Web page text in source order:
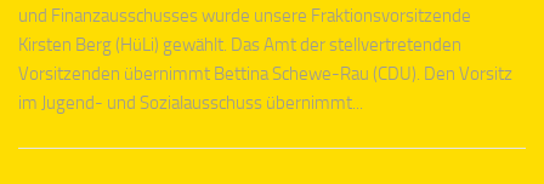
und Finanzausschusses wurde unsere Fraktionsvorsitzende
Kirsten Berg (HüLi) gewählt. Das Amt der stellvertretenden
Vorsitzenden übernimmt Bettina Schewe-Rau (CDU). Den Vorsitz
im Jugend- und Sozialausschuss übernimmt...